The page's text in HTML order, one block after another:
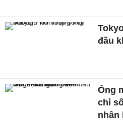
đầu
Ống
chỉ
nhân